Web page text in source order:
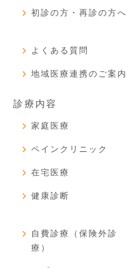
初診の方・再診の方へ
よくある質問
地域医療連携のご案内
診療内容
家庭医療
ペインクリニック
在宅医療
健康診断
自費診療（保険外診
療）